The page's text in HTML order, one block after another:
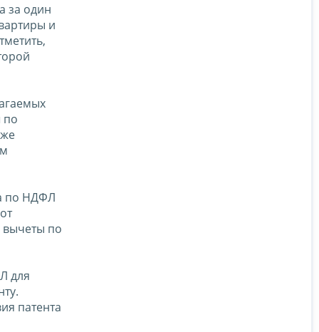
за один
и
по
по НДФЛ
вычеты по
для
патента